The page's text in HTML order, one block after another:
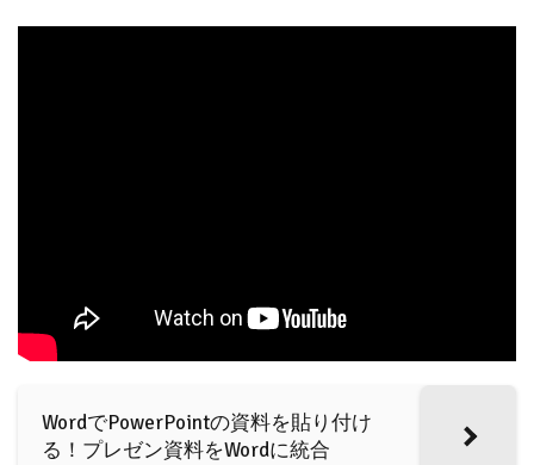
WordでPowerPointの資料を貼り付け
る！プレゼン資料をWordに統合